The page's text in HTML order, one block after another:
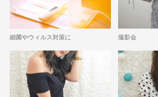
細菌やウィルス対策に 撮影会